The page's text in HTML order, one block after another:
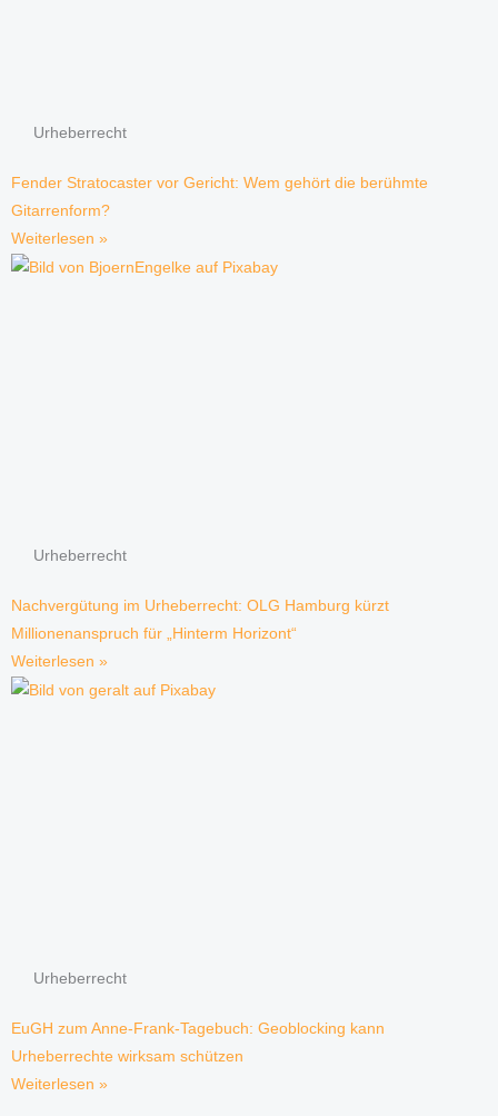
Urheberrecht
Fender Stratocaster vor Gericht: Wem gehört die berühmte
Gitarrenform?
Weiterlesen »
Urheberrecht
Nachvergütung im Urheberrecht: OLG Hamburg kürzt
Millionenanspruch für „Hinterm Horizont“
Weiterlesen »
Urheberrecht
EuGH zum Anne-Frank-Tagebuch: Geoblocking kann
Urheberrechte wirksam schützen
Weiterlesen »